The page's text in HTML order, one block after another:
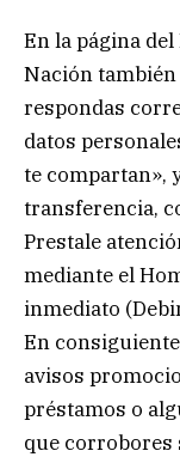
En la página
Nación
respondas
datos
te compartan»,
transferencia,
Prestale
mediante el
inmediato
En
avisos
préstamos o
que corrobores